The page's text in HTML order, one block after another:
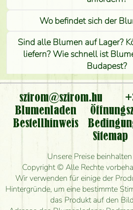
Wo befindet sich der
Sind alle Blumen auf Lager?
liefern? Wie schnell ist
Budapest?
Ist der Blumenladen non
Kann ich den bestellten
nehmen oder nur per
Ist eine Bestellung für
Wie lange kann ich heute
bestellen?
Wie schnell können Sie
szirom@szirom.hu
Blumenladen
Bestellhinweis
Sitemap
Unsere Preise
Copyright © Alle Rechte
Wir verwenden für einige der
Hintergründe, um eine bestimmte
das Produkt auf den